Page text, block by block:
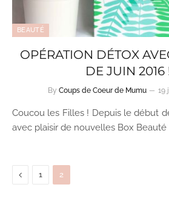
BEAUTÉ
OPÉRATION DÉTOX
DE JUIN 2016
By Coups de Coeur de Mumu 19
Coucou les Filles ! Depuis le début
avec plaisir de nouvelles Box Beauté
Previous
1 2